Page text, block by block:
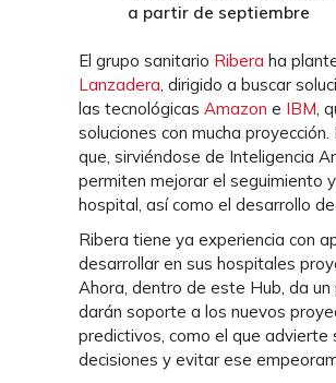
a partir de septiembre
El grupo sanitario Ribera ha
Lanzadera, dirigido a buscar
las tecnológicas Amazon e IBM,
soluciones con mucha
que, sirviéndose de Inteligencia
permiten mejorar el seguimiento
hospital, así como el desarrollo
Ribera tiene ya experiencia con
desarrollar en sus hospitales
Ahora, dentro de este Hub, da
darán soporte a los nuevos
predictivos, como el que advierte
decisiones y evitar ese